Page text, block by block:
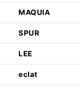
MAQUIA
SPUR
LEE
eclat